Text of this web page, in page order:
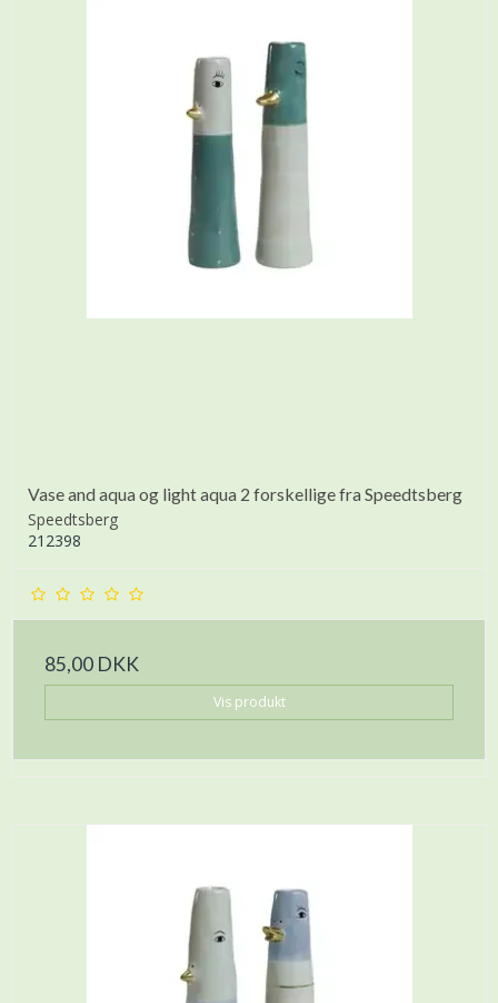
Vase and aqua og light aqua 2 forskellige fra Speedtsberg
Speedtsberg
212398
85,00 DKK
Vis produkt